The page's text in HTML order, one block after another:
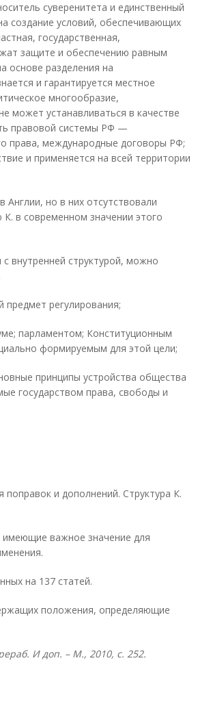
суверенитета и единственный
создание условий, обеспечивающих
государственная,
защите и обеспечению равным
основе разделения на
и гарантируется местное
многообразие,
может устанавливаться в качестве
правовой системы РФ —
права, международные договоры РФ;
и применяется на всей территории
но в них отсутствовали
в современном значении этого
внутренней структурой, можно
регулирования;
парламентом; Конституционным
формируемым для этой цели;
принципы устройства общества
государством права, свободы и
и дополнений. Структура К.
важное значение для
на 137 статей.
положения, определяющие
И доп. – М., 2010, с. 252.